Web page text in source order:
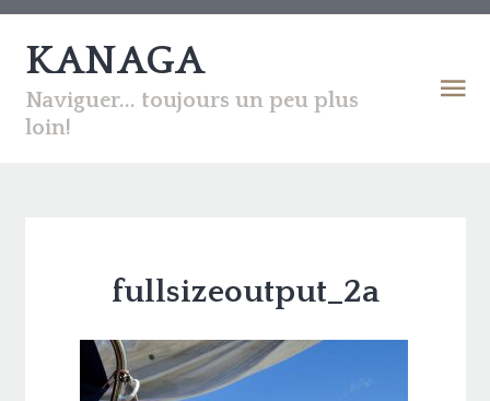
KANAGA
Naviguer... toujours un peu plus
loin!
fullsizeoutput_2a